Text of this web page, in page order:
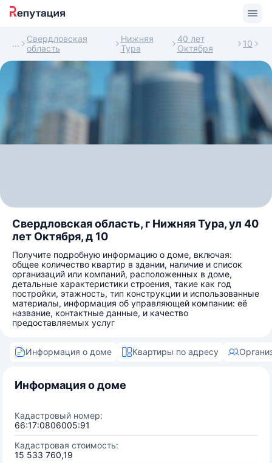
Свердловская
область
Нижняя
Тура
40 лет
Октября
10
Свердловская область, г Нижняя Тура, ул 40
лет Октября, д 10
Получите подробную информацию о доме, включая:
общее количество квартир в здании, наличие и список
организаций или компаний, расположенных в доме,
детальные характеристики строения, такие как год
постройки, этажность, тип конструкции и использованные
материалы, информация об управляющей компании: её
название, контактные данные, и качество
предоставляемых услуг
Информация о доме Квартиры по адресу
Информация о доме
Кадастровый номер:
66:17:0806005:91
Кадастровая стоимость:
15 533 760,19